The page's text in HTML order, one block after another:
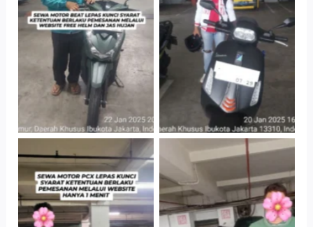
Jatinegara Gedung
Parkir P6A
Jatinegara Gedung
Parkir P6A